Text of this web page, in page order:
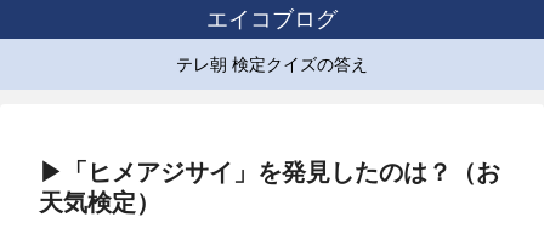
エイコブログ
テレ朝 検定クイズの答え
▶「ヒメアジサイ」を発見したのは？（お
天気検定）